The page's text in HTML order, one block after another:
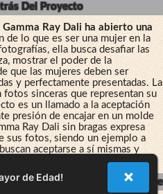
Del Proyecto
Ray Dali ha abierto una
de lo que es ser una mujer en la
ella busca desafiar las
mostrar el poder de la
que las mujeres deben ser
y perfectamente presentadas. La
sinceras que representan su
es un llamado a la aceptación
presión de encajar en un molde
Ray Dali sin bragas expresa
sus fotos, siendo un ejemplo a
aceptarse a sí mismas y
Ray Dali En El Mundo Del Arte
de Edad!